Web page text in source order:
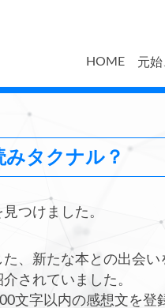
HOME 元
タクナル？
つけました。
、新たな本との出会い
されていました。
文字以内の感想文を登